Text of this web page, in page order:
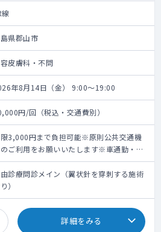
県郡山市
皮膚科・不問
年8月14日（金） 9:00～19:00
円/回（税込・交通費別）
限3,000円まで負担可能※原則公共交通機
ご利用をお願いいたします※車通勤・タ
ー利用要相談
診療問診メイン（翼状針を穿刺する施術
）
詳細をみる